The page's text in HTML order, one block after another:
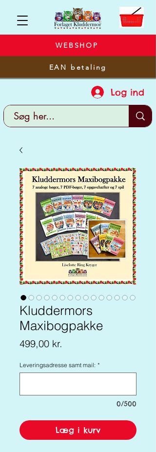
WEBSHOP
EAN betaling
Log ind
Kluddermors
Maxibogpakke
499,00 kr.
Leveringsadresse samt mail: *
0/500
Læg i kurv